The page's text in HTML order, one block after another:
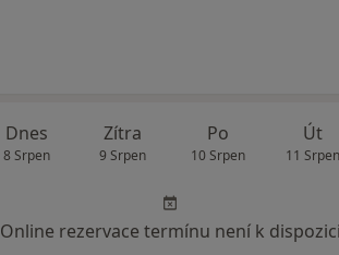
Dnes
8 Srpen
Zítra
9 Srpen
Po
10 Srpen
Út
11 Srpen
Online rezervace termínu není k dispozici